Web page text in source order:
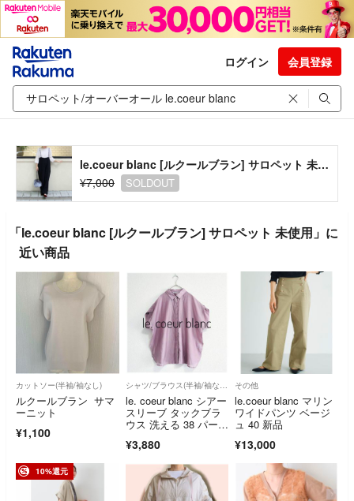
ログイン 会員登録
le.coeur blanc [ルクールブラン] サロペット 未使用
¥7,000
SOLDOUT
「le.coeur blanc [ルクールブラン] サロペット 未使用」に
近い商品
カットソー(半袖/袖なし)
ルクールブラン サマ
ーニット
¥1,100
シャツ/ブラウス(半袖/袖なし)
le. coeur blanc シアー
スリーブ タックブラ
ウス 洗える 38 パープ
ルブラン
¥3,880
その他
le.coeur blanc マリン
ワイドパンツ ベージ
ュ 40 新品
¥13,000
10%還元